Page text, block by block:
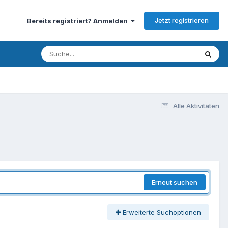
Bereits registriert? Anmelden Jetzt registrieren
Alle Aktivitäten
Erneut suchen
Erweiterte Suchoptionen